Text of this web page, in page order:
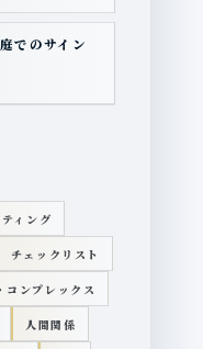
でのサイン
ィング
チェックリスト
コンプレックス
人間関係